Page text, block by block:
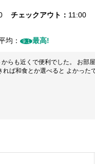
チェックアウト 11:00
均： 9.1 最高!
らも近くで便利でした。 お部
ば和食とか選べると よかった